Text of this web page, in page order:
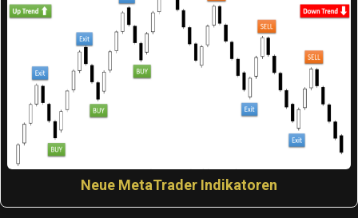
Neue MetaTrader Indikatoren